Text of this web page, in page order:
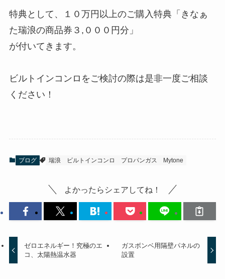
特典として、１０万円以上のご購入特典「きなぁ
た瑞浪の商品券３,０００円分」
が付いてきます。
ビルトインコンロをご検討の際は是非一度ご相談
ください！
ブログ 瑞浪 ビルトインコンロ プロパンガス Mytone
よかったらシェアしてね！
ゼロエネルギー！究極のエ
コ、太陽熱温水器
ガスボンベ用隔壁パネルの
設置